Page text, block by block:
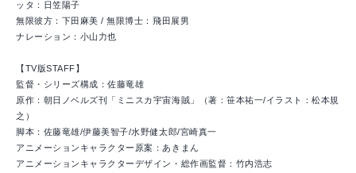
ッタ：日笠陽子
無限彼方：下田麻美 / 無限博士：飛田展男
ナレーション：小山力也
【TV版STAFF】
監督・シリーズ構成：佐藤竜雄
原作：朝日ノベルズ刊「ミニスカ宇宙海賊」（著：笹本祐一/イラスト：松本規
之）
脚本：佐藤竜雄/伊藤美智子/水野健太郎/宮崎真一
アニメーションキャラクター原案：あきまん
アニメーションキャラクターデザイン・総作画監督：竹内浩志